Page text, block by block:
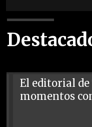
El editorial
momentos